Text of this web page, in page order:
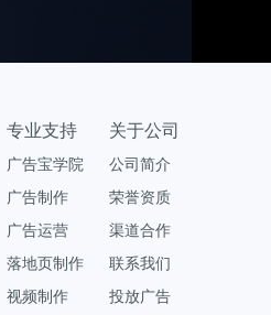
专业支持
广告宝学院
广告制作
广告运营
落地页制作
视频制作
关于公司
公司简介
荣誉资质
渠道合作
联系我们
投放广告